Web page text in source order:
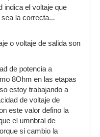
indica el voltaje que
la correcta...
o voltaje de salida son
de potencia a
8Ohm en las etapas
estoy trabajando a
de voltaje de
este valor defino la
el umnbral de
si cambio la